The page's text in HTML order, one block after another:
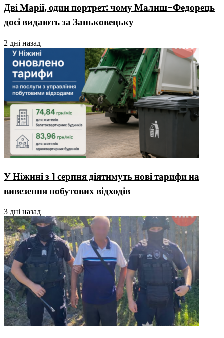
Дві Марії, один портрет: чому Малиш-Федорець
досі видають за Заньковецьку
2 дні назад
У Ніжині з 1 серпня діятимуть нові тарифи на
вивезення побутових відходів
3 дні назад